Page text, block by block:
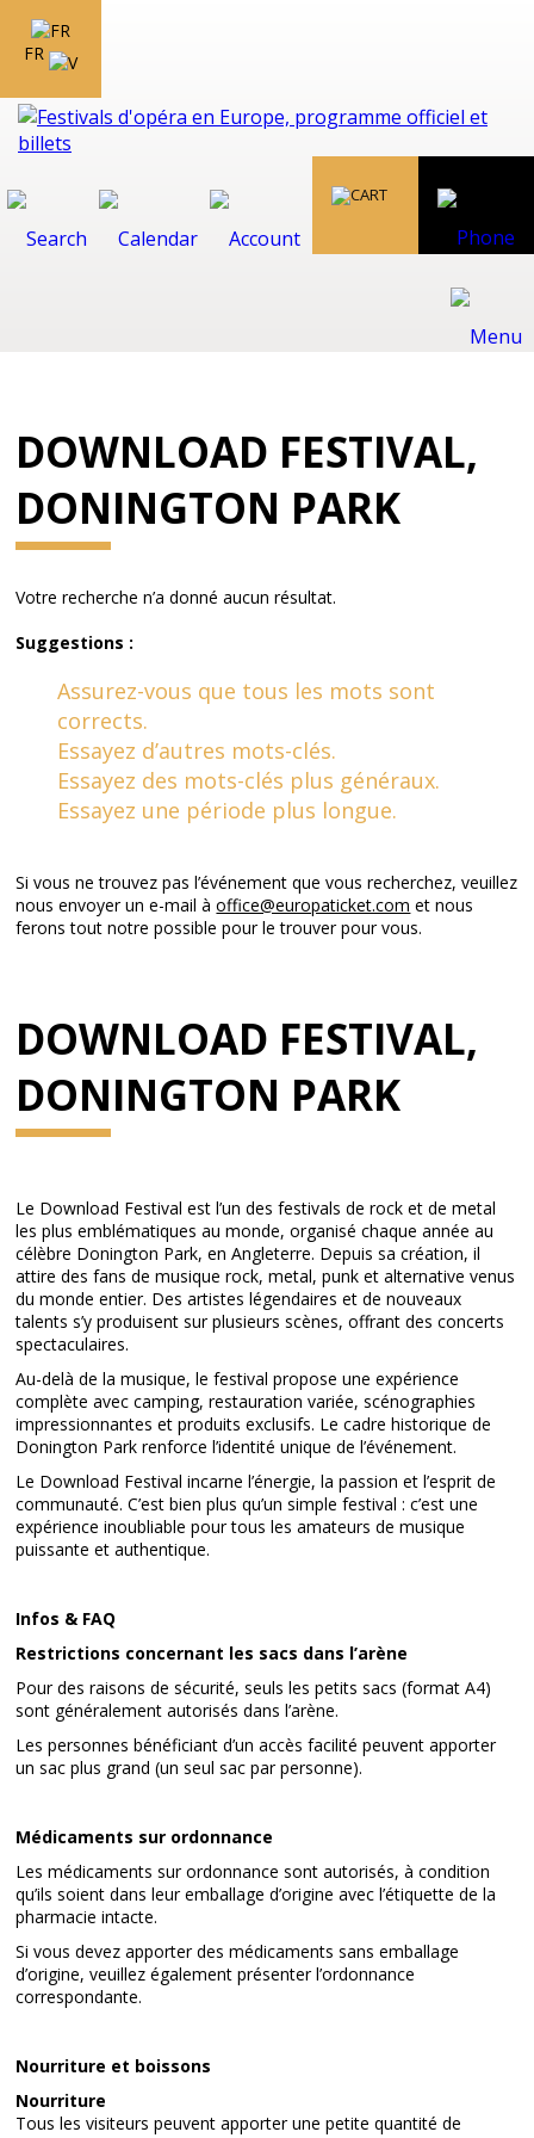
FR
DOWNLOAD FESTIVAL,
DONINGTON PARK
Votre recherche n’a donné aucun résultat.
Suggestions :
Assurez-vous que tous les mots sont
corrects.
Essayez d’autres mots-clés.
Essayez des mots-clés plus généraux.
Essayez une période plus longue.
Si vous ne trouvez pas l’événement que vous recherchez, veuillez
nous envoyer un e-mail àoffice@europaticket.com et nous
ferons tout notre possible pour le trouver pour vous.
DOWNLOAD FESTIVAL,
DONINGTON PARK
Le Download Festival est l’un des festivals de rock et de metal
les plus emblématiques au monde, organisé chaque année au
célèbre Donington Park, en Angleterre. Depuis sa création, il
attire des fans de musique rock, metal, punk et alternative venus
du monde entier. Des artistes légendaires et de nouveaux
talents s’y produisent sur plusieurs scènes, offrant des concerts
spectaculaires.
Au-delà de la musique, le festival propose une expérience
complète avec camping, restauration variée, scénographies
impressionnantes et produits exclusifs. Le cadre historique de
Donington Park renforce l’identité unique de l’événement.
Le Download Festival incarne l’énergie, la passion et l’esprit de
communauté. C’est bien plus qu’un simple festival : c’est une
expérience inoubliable pour tous les amateurs de musique
puissante et authentique.
Infos & FAQ
Restrictions concernant les sacs dans l’arène
Pour des raisons de sécurité, seuls les petits sacs (format A4)
sont généralement autorisés dans l’arène.
Les personnes bénéficiant d’un accès facilité peuvent apporter
un sac plus grand (un seul sac par personne).
Médicaments sur ordonnance
Les médicaments sur ordonnance sont autorisés, à condition
qu’ils soient dans leur emballage d’origine avec l’étiquette de la
pharmacie intacte.
Si vous devez apporter des médicaments sans emballage
d’origine, veuillez également présenter l’ordonnance
correspondante.
Nourriture et boissons
Nourriture
Tous les visiteurs peuvent apporter une petite quantité de